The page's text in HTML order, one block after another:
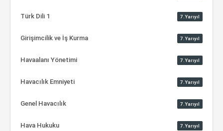
Türk Dili 1 7.Yarıyıl
Girişimcilik ve İş Kurma 7.Yarıyıl
Havaalanı Yönetimi 7.Yarıyıl
Havacılık Emniyeti 7.Yarıyıl
Genel Havacılık 7.Yarıyıl
Hava Hukuku 7.Yarıyıl